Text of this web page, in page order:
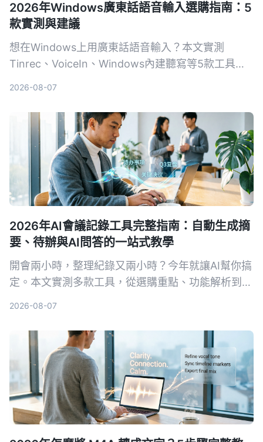
2026年Windows廣東話語音輸入選購指南：5
款實測與建議
想在Windows上用廣東話語音輸入？本文實測
Tinrec、VoiceIn、Windows內建聽寫等5款工具，
2026-08-07
2026年AI會議記錄工具完整指南：自動生成摘
要、待辦與AI問答的一站式教學
開會兩小時，整理紀錄又兩小時？今年就讓AI幫你搞
定。本文實測多款工具，從選購重點、功能解析到避
2026-08-07